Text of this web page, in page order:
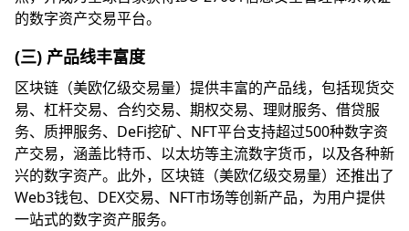
的数字资产交易平台。
(三) 产品线丰富度
区块链（美欧亿级交易量）提供丰富的产品线，包括现货交
易、杠杆交易、合约交易、期权交易、理财服务、借贷服
务、质押服务、DeFi挖矿、NFT平台支持超过500种数字资
产交易，涵盖比特币、以太坊等主流数字货币，以及各种新
兴的数字资产。此外，区块链（美欧亿级交易量）还推出了
Web3钱包、DEX交易、NFT市场等创新产品，为用户提供
一站式的数字资产服务。